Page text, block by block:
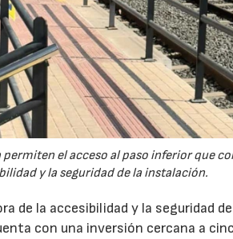
el acceso al paso inferior que
y la seguridad de la instalación.
de la accesibilidad y la seguridad
con una inversión cercana a